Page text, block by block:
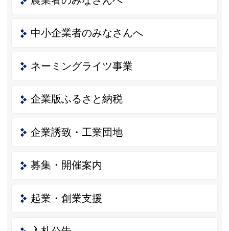
中小企業者のみなさんへ
ネーミングライツ事業
企業版ふるさと納税
企業誘致・工業団地
募集・開催案内
起業・創業支援